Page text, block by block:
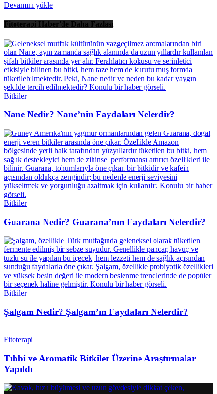
Devamını yükle
Fitoterapi Haber'de Daha Fazlası
Bitkiler
Nane Nedir? Nane’nin Faydaları Nelerdir?
Bitkiler
Guarana Nedir? Guarana’nın Faydaları Nelerdir?
Bitkiler
Şalgam Nedir? Şalgam’ın Faydaları Nelerdir?
Fitoterapi
Tıbbi ve Aromatik Bitkiler Üzerine Araştırmalar
Yapıldı